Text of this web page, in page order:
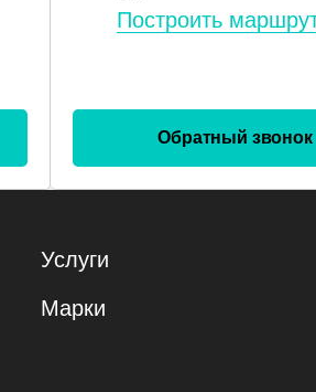
Построить
Обратный звонок
Услуги
Марки